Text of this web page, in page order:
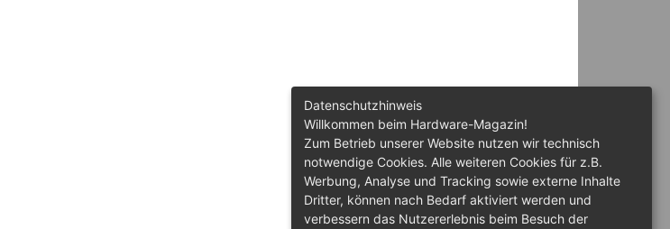
Datenschutzhinweis
Willkommen beim Hardware-Magazin!
Zum Betrieb unserer Website nutzen wir technisch
notwendige Cookies. Alle weiteren Cookies für z.B.
Werbung, Analyse und Tracking sowie externe Inhalte
Dritter, können nach Bedarf aktiviert werden und
verbessern das Nutzererlebnis beim Besuch der